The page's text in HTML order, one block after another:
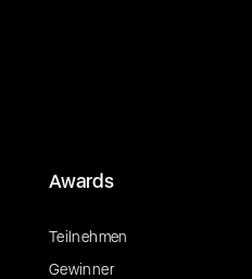
Awards
Teilnehmen
Gewinner